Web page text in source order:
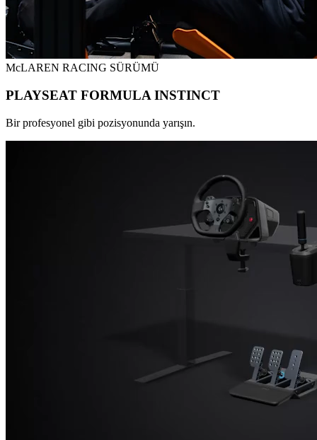
McLAREN RACING SÜRÜMÜ
PLAYSEAT FORMULA INSTINCT
Bir profesyonel gibi pozisyonunda yarışın.